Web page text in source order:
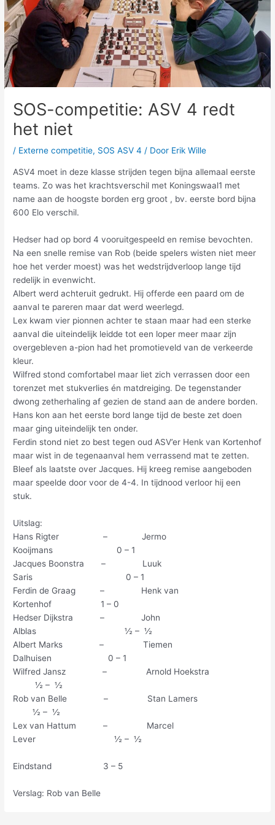
SOS-competitie: ASV 4 redt
het niet
/ Externe competitie, SOS ASV 4 / Door Erik Wille
ASV4 moet in deze klasse strijden tegen bijna allemaal eerste
teams. Zo was het krachtsverschil met Koningswaal1 met
name aan de hoogste borden erg groot , bv. eerste bord bijna
600 Elo verschil.
Hedser had op bord 4 vooruitgespeeld en remise bevochten.
Na een snelle remise van Rob (beide spelers wisten niet meer
hoe het verder moest) was het wedstrijdverloop lange tijd
redelijk in evenwicht.
Albert werd achteruit gedrukt. Hij offerde een paard om de
aanval te pareren maar dat werd weerlegd.
Lex kwam vier pionnen achter te staan maar had een sterke
aanval die uiteindelijk leidde tot een loper meer maar zijn
overgebleven a-pion had het promotieveld van de verkeerde
kleur.
Wilfred stond comfortabel maar liet zich verrassen door een
torenzet met stukverlies én matdreiging. De tegenstander
dwong zetherhaling af gezien de stand aan de andere borden.
Hans kon aan het eerste bord lange tijd de beste zet doen
maar ging uiteindelijk ten onder.
Ferdin stond niet zo best tegen oud ASV’er Henk van Kortenhof
maar wist in de tegenaanval hem verrassend mat te zetten.
Bleef als laatste over Jacques. Hij kreeg remise aangeboden
maar speelde door voor de 4-4. In tijdnood verloor hij een
stuk.
Uitslag:
Hans Rigter – Jermo
Kooijmans 0 – 1
Jacques Boonstra – Luuk
Saris 0 – 1
Ferdin de Graag – Henk van
Kortenhof 1 – 0
Hedser Dijkstra – John
Alblas ½ – ½
Albert Marks – Tiemen
Dalhuisen 0 – 1
Wilfred Jansz – Arnold Hoekstra
½ – ½
Rob van Belle – Stan Lamers
½ – ½
Lex van Hattum – Marcel
Lever ½ – ½
Eindstand 3 – 5
Verslag: Rob van Belle